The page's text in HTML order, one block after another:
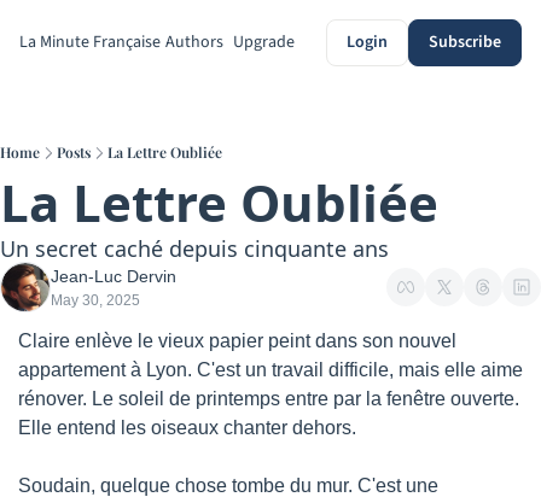
La Minute Française Authors Upgrade Login Subscribe
Home Posts La Lettre Oubliée
La Lettre Oubliée
Un secret caché depuis cinquante ans
Jean-Luc Dervin
May 30, 2025
Claire enlève le vieux papier peint dans son nouvel
appartement à Lyon. C'est un travail difficile, mais elle aime
rénover. Le soleil de printemps entre par la fenêtre ouverte.
Elle entend les oiseaux chanter dehors.
Soudain, quelque chose tombe du mur. C'est une